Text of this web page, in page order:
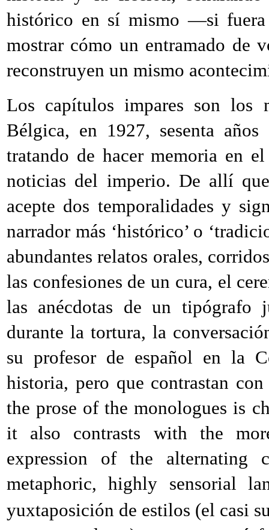
histórico en sí mismo —si
mostrar cómo un entramado de
reconstruyen un mismo
Los capítulos impares son los
Bélgica, en 1927, sesenta
tratando de hacer memoria en
noticias del imperio. De allí
acepte dos temporalidades y
narrador más ‘histórico’ o
abundantes relatos orales,
las confesiones de un cura, el
las anécdotas de un tipógrafo
durante la tortura, la
su profesor de español en la
historia, pero que contrastan
the prose of the monologues is
it also contrasts with the
expression of the alternating
metaphoric, highly sensorial
yuxtaposición de estilos (el casi